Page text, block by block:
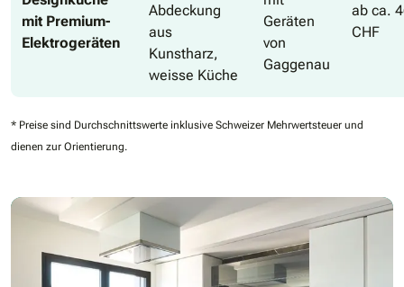
mit Premium-
Elektrogeräten
Abdeckung
aus
Kunstharz,
weisse Küche
Geräten
von
Gaggenau
ab ca.
CHF
* Preise sind Durchschnittswerte inklusive Schweizer Mehrwertsteuer und
dienen zur Orientierung.